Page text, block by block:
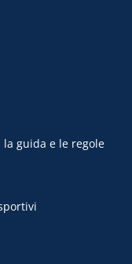
la guida e le regole